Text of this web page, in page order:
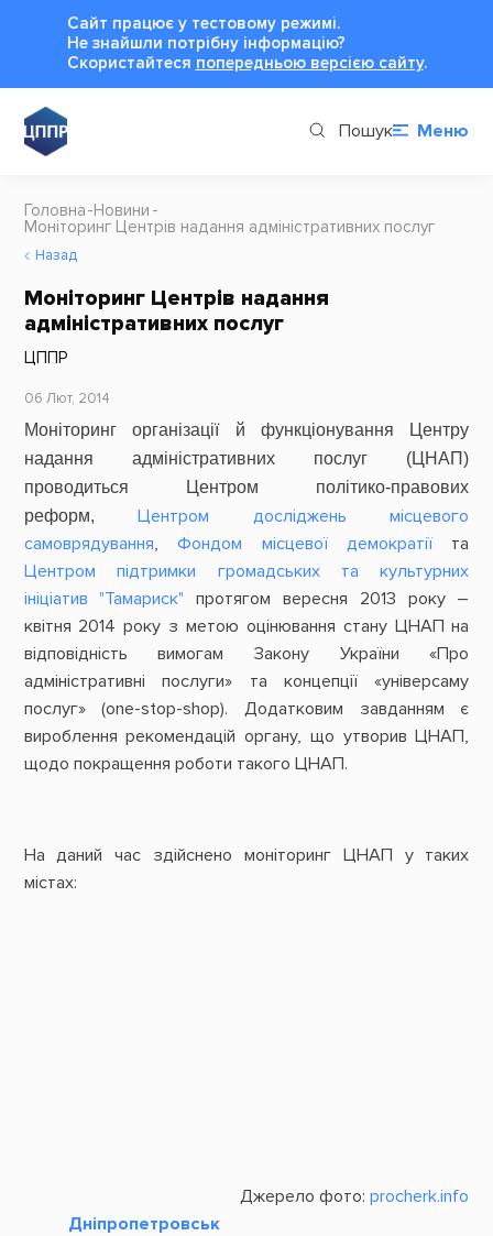
Сайт працює у тестовому режимі.
Не знайшли потрібну інформацію?
Cкористайтеся попередньою версією сайту.
Пошук Меню
Головна Новини
Моніторинг Центрів надання адміністративних послуг
Назад
Моніторинг Центрів надання
адміністративних послуг
ЦППР
06 Лют, 2014
Моніторинг організації й функціонування Центру
надання адміністративних послуг (ЦНАП)
проводиться Центром політико-правових
реформ,Центром досліджень місцевого
самоврядування,Фондом місцевої демократіїта
Центром підтримки громадських та культурних
ініціатив "Тамариск" протягом вересня 2013 року –
квітня 2014 року з метою оцінювання стану ЦНАП на
відповідність вимогам Закону України «Про
адміністративні послуги» та концепції «універсаму
послуг» (one-stop-shop). Додатковим завданням є
вироблення рекомендацій органу, що утворив ЦНАП,
щодо покращення роботи такого ЦНАП.
На даний час здійснено моніторинг ЦНАП у таких
містах:
Джерело фото:procherk.info
Дніпропетровськ